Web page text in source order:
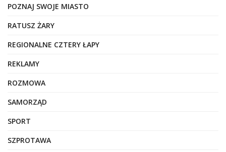
POZNAJ SWOJE MIASTO
RATUSZ ŻARY
REGIONALNE CZTERY ŁAPY
REKLAMY
ROZMOWA
SAMORZĄD
SPORT
SZPROTAWA